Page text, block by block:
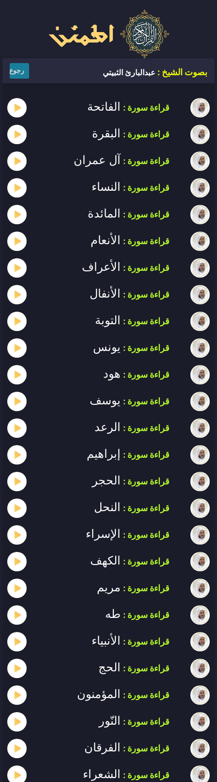
بصوت الشيخ : عبدالبارئ الثبيتي رجوع
قراءة سورة : الفاتحة
قراءة سورة : البقرة
قراءة سورة : آل عمران
قراءة سورة : النساء
قراءة سورة : المائدة
قراءة سورة : الأنعام
قراءة سورة : الأعراف
قراءة سورة : الأنفال
قراءة سورة : التوبة
قراءة سورة : يونس
قراءة سورة : هود
قراءة سورة : يوسف
قراءة سورة : الرعد
قراءة سورة : إبراهيم
قراءة سورة : الحجر
قراءة سورة : النحل
قراءة سورة : الإسراء
قراءة سورة : الكهف
قراءة سورة : مريم
قراءة سورة : طه
قراءة سورة : الأنبياء
قراءة سورة : الحج
قراءة سورة : المؤمنون
قراءة سورة : النّور
قراءة سورة : الفرقان
قراءة سورة : الشعراء